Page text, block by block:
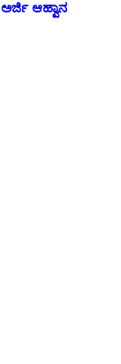
ಅರ್ಜಿ ಆಹ್ವಾನ